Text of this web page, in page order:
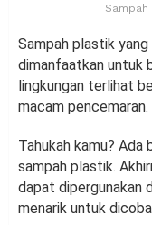
Sampah plastik
dimanfaatkan untuk
lingkungan terlihat
macam pencemaran.
Tahukah kamu?
sampah plastik.
dapat dipergunakan
menarik untuk